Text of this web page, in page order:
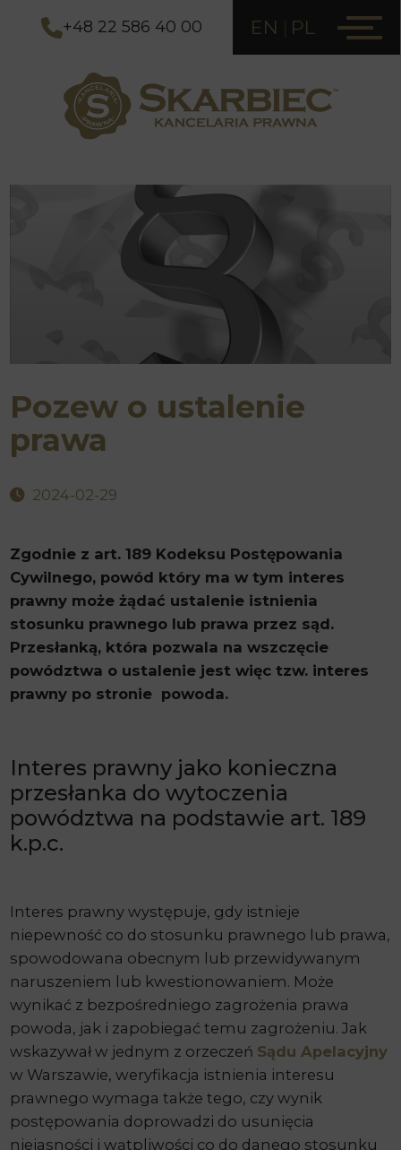
+48 22 586 40 00 EN PL
Pozew o ustalenie
prawa
2024-02-29
Zgodnie z art. 189 Kodeksu Postępowania
Cywilnego, powód który ma w tym interes
prawny może żądać ustalenie istnienia
stosunku prawnego lub prawa przez sąd.
Przesłanką, która pozwala na wszczęcie
powództwa o ustalenie jest więc tzw. interes
prawny po stronie powoda.
Interes prawny jako konieczna
przesłanka do wytoczenia
powództwa na podstawie art. 189
k.p.c.
Interes prawny występuje, gdy istnieje
niepewność co do stosunku prawnego lub prawa,
spowodowana obecnym lub przewidywanym
naruszeniem lub kwestionowaniem. Może
wynikać z bezpośredniego zagrożenia prawa
powoda, jak i zapobiegać temu zagrożeniu. Jak
wskazywał w jednym z orzeczeń Sądu Apelacyjny
w Warszawie, weryfikacja istnienia interesu
prawnego wymaga także tego, czy wynik
postępowania doprowadzi do usunięcia
niejasności i wątpliwości co do danego stosunku